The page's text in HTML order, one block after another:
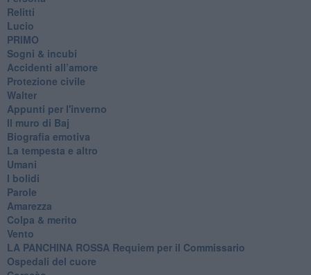
Relitti
Lucio
PRIMO
Sogni & incubi
Accidenti all’amore
Protezione civile
Walter
Appunti per l'inverno
Il muro di Baj
Biografia emotiva
La tempesta e altro
Umani
I bolidi
Parole
Amarezza
Colpa & merito
Vento
​LA PANCHINA ROSSA Requiem per il Commissario
Ospedali del cuore